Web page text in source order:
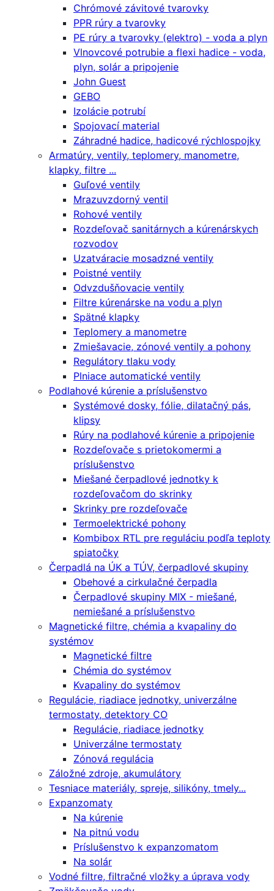
Chrómové závitové tvarovky
PPR rúry a tvarovky
PE rúry a tvarovky (elektro) - voda a plyn
Vlnovcové potrubie a flexi hadice - voda,
plyn, solár a pripojenie
John Guest
GEBO
Izolácie potrubí
Spojovací material
Záhradné hadice, hadicové rýchlospojky
Armatúry, ventily, teplomery, manometre,
klapky, filtre ...
Guľové ventily
Mrazuvzdorný ventil
Rohové ventily
Rozdeľovač sanitárnych a kúrenárskych
rozvodov
Uzatváracie mosadzné ventily
Poistné ventily
Odvzdušňovacie ventily
Filtre kúrenárske na vodu a plyn
Spätné klapky
Teplomery a manometre
Zmiešavacie, zónové ventily a pohony
Regulátory tlaku vody
Plniace automatické ventily
Podlahové kúrenie a príslušenstvo
Systémové dosky, fólie, dilatačný pás,
klipsy
Rúry na podlahové kúrenie a pripojenie
Rozdeľovače s prietokomermi a
príslušenstvo
Miešané čerpadlové jednotky k
rozdeľovačom do skrinky
Skrinky pre rozdeľovače
Termoelektrické pohony
Kombibox RTL pre reguláciu podľa teploty
spiatočky
Čerpadlá na ÚK a TÚV, čerpadlové skupiny
Obehové a cirkulačné čerpadla
Čerpadlové skupiny MIX - miešané,
nemiešané a príslušenstvo
Magnetické filtre, chémia a kvapaliny do
systémov
Magnetické filtre
Chémia do systémov
Kvapaliny do systémov
Regulácie, riadiace jednotky, univerzálne
termostaty, detektory CO
Regulácie, riadiace jednotky
Univerzálne termostaty
Zónová regulácia
Záložné zdroje, akumulátory
Tesniace materiály, spreje, silikóny, tmely...
Expanzomaty
Na kúrenie
Na pitnú vodu
Príslušenstvo k expanzomatom
Na solár
Vodné filtre, filtračné vložky a úprava vody